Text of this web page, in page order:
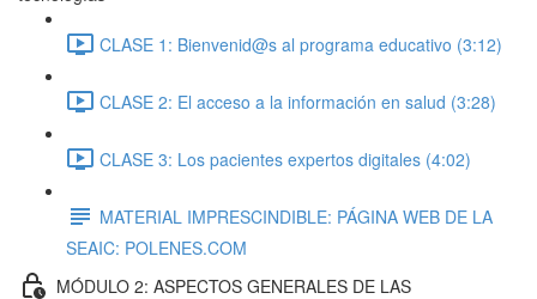
CLASE 1: Bienvenid@s al programa educativo (3:12)
CLASE 2: El acceso a la información en salud (3:28)
CLASE 3: Los pacientes expertos digitales (4:02)
MATERIAL IMPRESCINDIBLE: PÁGINA WEB DE LA
SEAIC: POLENES.COM
MÓDULO 2: ASPECTOS GENERALES DE LAS